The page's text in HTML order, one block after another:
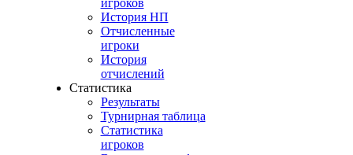
История НП
Отчисленные
игроки
История
отчислений
Статистика
Результаты
Турнирная таблица
Статистика
игроков